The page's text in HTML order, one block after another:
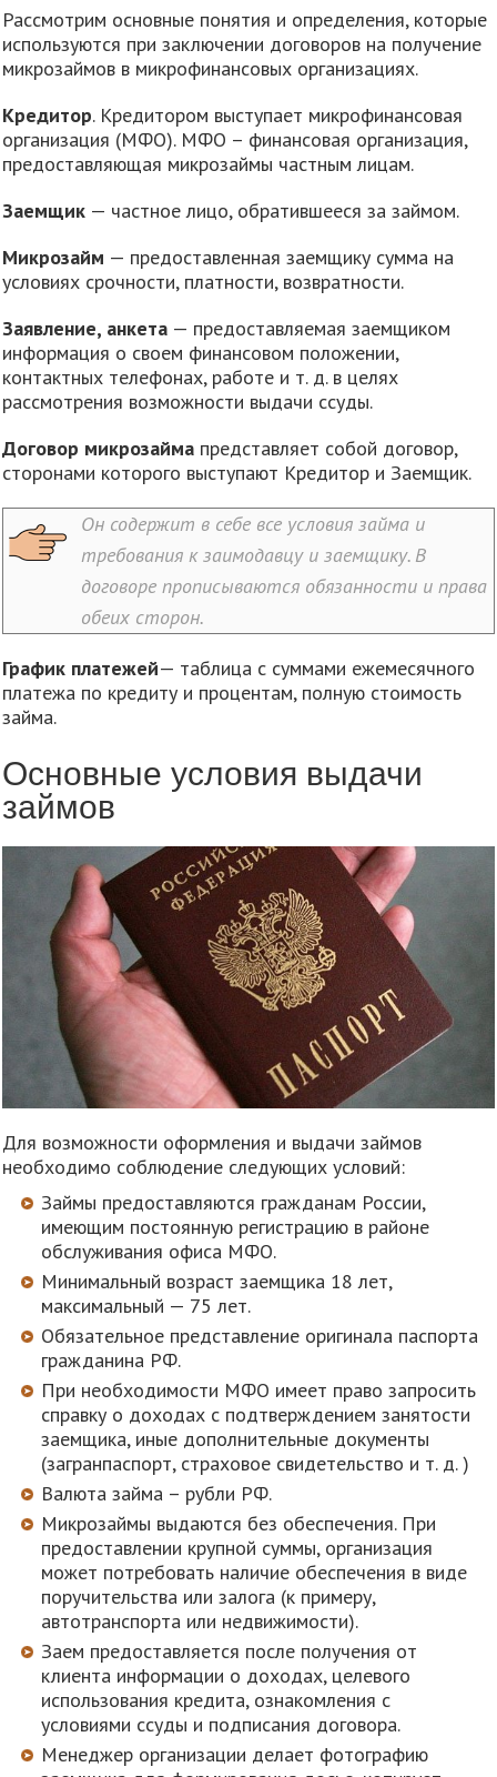
Рассмотрим основные понятия и определения, которые
используются при заключении договоров на получение
микрозаймов в микрофинансовых организациях.
Кредитор. Кредитором выступает микрофинансовая
организация (МФО). МФО – финансовая организация,
предоставляющая микрозаймы частным лицам.
Заемщик — частное лицо, обратившееся за займом.
Микрозайм — предоставленная заемщику сумма на
условиях срочности, платности, возвратности.
Заявление, анкета — предоставляемая заемщиком
информация о своем финансовом положении,
контактных телефонах, работе и т. д. в целях
рассмотрения возможности выдачи ссуды.
Договор микрозайма представляет собой договор,
сторонами которого выступают Кредитор и Заемщик.
Он содержит в себе все условия займа и
требования к заимодавцу и заемщику. В
договоре прописываются обязанности и права
обеих сторон.
График платежей— таблица с суммами ежемесячного
платежа по кредиту и процентам, полную стоимость
займа.
Основные условия выдачи
займов
Для возможности оформления и выдачи займов
необходимо соблюдение следующих условий:
Займы предоставляются гражданам России,
имеющим постоянную регистрацию в районе
обслуживания офиса МФО.
Минимальный возраст заемщика 18 лет,
максимальный — 75 лет.
Обязательное представление оригинала паспорта
гражданина РФ.
При необходимости МФО имеет право запросить
справку о доходах с подтверждением занятости
заемщика, иные дополнительные документы
(загранпаспорт, страховое свидетельство и т. д. )
Валюта займа – рубли РФ.
Микрозаймы выдаются без обеспечения. При
предоставлении крупной суммы, организация
может потребовать наличие обеспечения в виде
поручительства или залога (к примеру,
автотранспорта или недвижимости).
Заем предоставляется после получения от
клиента информации о доходах, целевого
использования кредита, ознакомления с
условиями ссуды и подписания договора.
Менеджер организации делает фотографию